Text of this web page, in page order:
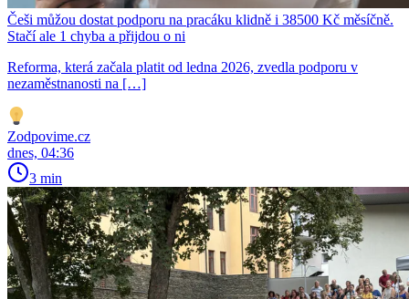
Češi můžou dostat podporu na pracáku klidně i 38500 Kč měsíčně.
Stačí ale 1 chyba a přijdou o ni
Reforma, která začala platit od ledna 2026, zvedla podporu v
nezaměstnanosti na […]
Zodpovime.cz
dnes, 04:36
3 min